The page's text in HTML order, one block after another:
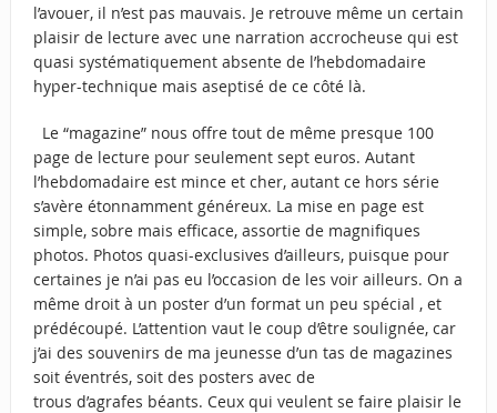
l’avouer, il n’est pas mauvais. Je retrouve même un certain
plaisir de lecture avec une narration accrocheuse qui est
quasi systématiquement absente de l’hebdomadaire
hyper-technique mais aseptisé de ce côté là.
Le “magazine” nous offre tout de même presque 100
page de lecture pour seulement sept euros. Autant
l’hebdomadaire est mince et cher, autant ce hors série
s’avère étonnamment généreux. La mise en page est
simple, sobre mais efficace, assortie de magnifiques
photos. Photos quasi-exclusives d’ailleurs, puisque pour
certaines je n’ai pas eu l’occasion de les voir ailleurs. On a
même droit à un poster d’un format un peu spécial , et
prédécoupé. L’attention vaut le coup d’être soulignée, car
j’ai des souvenirs de ma jeunesse d’un tas de magazines
soit éventrés, soit des posters avec de
trous d’agrafes béants. Ceux qui veulent se faire plaisir le